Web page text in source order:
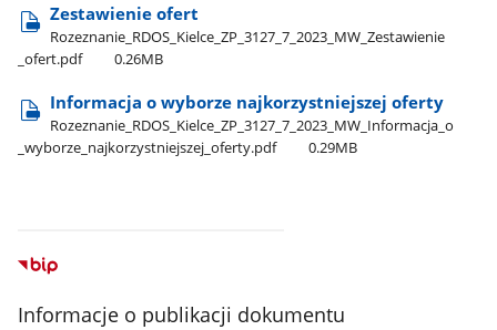
Zestawienie ofert
Rozeznanie​_RDOS​_Kielce​_ZP​_3127​_7​_2023​_MW​_Zestawienie​
_ofert.pdf
0.26MB
Informacja o wyborze najkorzystniejszej oferty
Rozeznanie​_RDOS​_Kielce​_ZP​_3127​_7​_2023​_MW​_Informacja​_o​
_wyborze​_najkorzystniejszej​_oferty.pdf
0.29MB
Informacje o publikacji dokumentu